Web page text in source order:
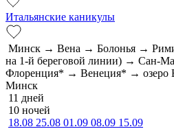
Итальянские каникулы
Минск → Вена → Болонья →
на 1-й береговой линии) → Сан-
Флоренция* → Венеция* → озеро
Минск
11 дней
10 ночей
18.08 25.08 01.09 08.09 15.09